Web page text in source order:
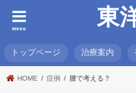
東
menu
トップページ 治療案内
HOME 症例 腰で考える？